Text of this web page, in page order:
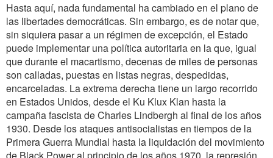
Hasta aquí, nada fundamental ha cambiado en el plano de
las libertades democráticas. Sin embargo, es de notar que,
sin siquiera pasar a un régimen de excepción, el Estado
puede implementar una política autoritaria en la que, igual
que durante el macartismo, decenas de miles de personas
son calladas, puestas en listas negras, despedidas,
encarceladas. La extrema derecha tiene un largo recorrido
en Estados Unidos, desde el Ku Klux Klan hasta la
campaña fascista de Charles Lindbergh al final de los años
1930. Desde los ataques antisocialistas en tiempos de la
Primera Guerra Mundial hasta la liquidación del movimiento